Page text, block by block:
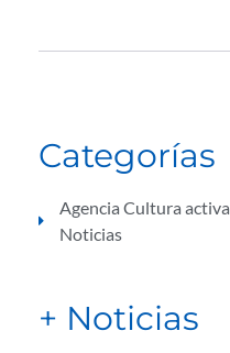
Categorías
Agencia Cultura activa
Noticias
+ Noticias